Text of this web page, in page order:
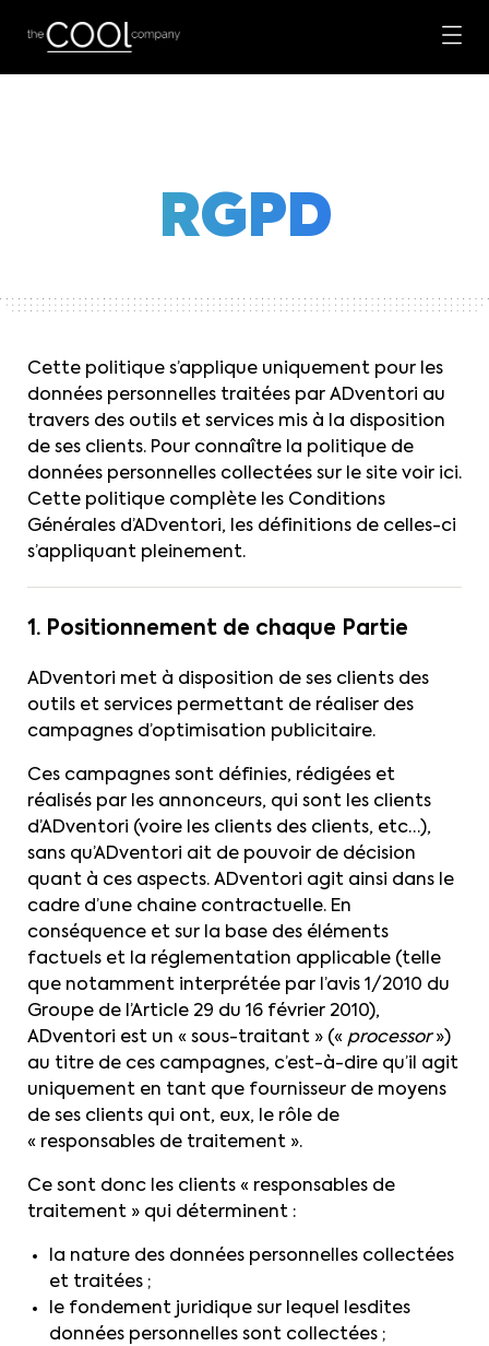
RGPD
Cette politique s’applique uniquement pour les
données personnelles traitées par ADventori au
travers des outils et services mis à la disposition
de ses clients. Pour connaître la politique de
données personnelles collectées sur le site voir ici.
Cette politique complète les Conditions
Générales d’ADventori, les définitions de celles-ci
s’appliquant pleinement.
1. Positionnement de chaque Partie
ADventori met à disposition de ses clients des
outils et services permettant de réaliser des
campagnes d’optimisation publicitaire.
Ces campagnes sont définies, rédigées et
réalisés par les annonceurs, qui sont les clients
d’ADventori (voire les clients des clients, etc…),
sans qu’ADventori ait de pouvoir de décision
quant à ces aspects. ADventori agit ainsi dans le
cadre d’une chaine contractuelle. En
conséquence et sur la base des éléments
factuels et la réglementation applicable (telle
que notamment interprétée par l’avis 1/2010 du
Groupe de l’Article 29 du 16 février 2010),
ADventori est un « sous-traitant » (« processor»)
au titre de ces campagnes, c’est-à-dire qu’il agit
uniquement en tant que fournisseur de moyens
de ses clients qui ont, eux, le rôle de
« responsables de traitement ».
Ce sont donc les clients « responsables de
traitement » qui déterminent :
la nature des données personnelles collectées
et traitées ;
le fondement juridique sur lequel lesdites
données personnelles sont collectées ;